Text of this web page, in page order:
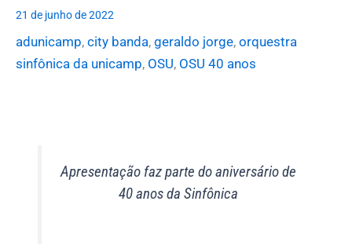
21 de junho de 2022
adunicamp, city banda, geraldo jorge, orquestra
sinfônica da unicamp, OSU, OSU 40 anos
Apresentação faz parte do aniversário de
40 anos da Sinfônica